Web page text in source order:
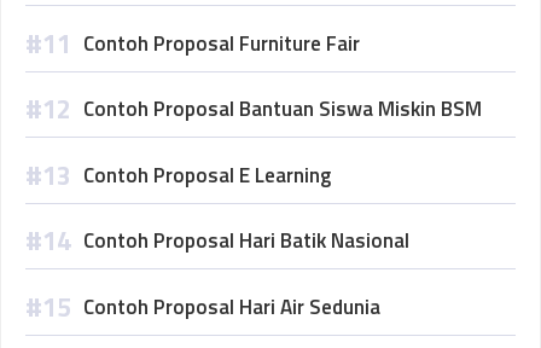
Contoh Proposal Furniture Fair
Contoh Proposal Bantuan Siswa Miskin BSM
Contoh Proposal E Learning
Contoh Proposal Hari Batik Nasional
Contoh Proposal Hari Air Sedunia